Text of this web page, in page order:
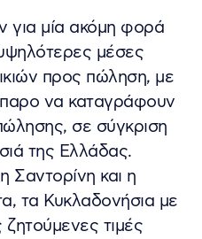
για μία ακόμη φορά
μέσες
προς πώληση, με
να καταγράφουν
σε σύγκριση
της Ελλάδας.
και η
τα Κυκλαδονήσια με
τιμές